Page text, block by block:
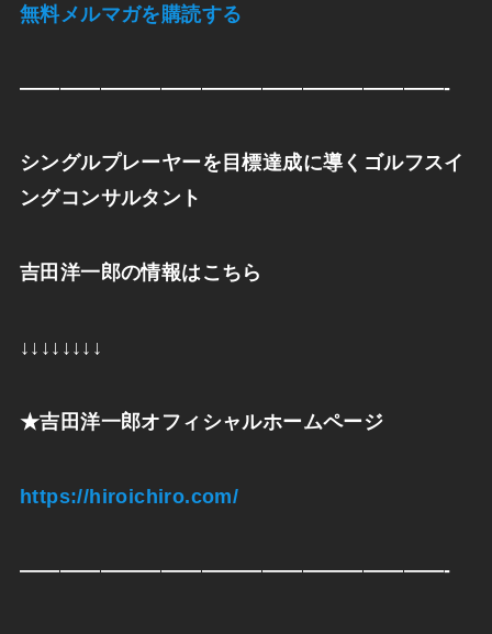
無料メルマガを購読する
—————————————————————-
シングルプレーヤーを目標達成に導くゴルフスイ
ングコンサルタント
吉田洋一郎の情報はこちら
↓↓↓↓↓↓↓↓
★吉田洋一郎オフィシャルホームページ
https://hiroichiro.com/
—————————————————————-